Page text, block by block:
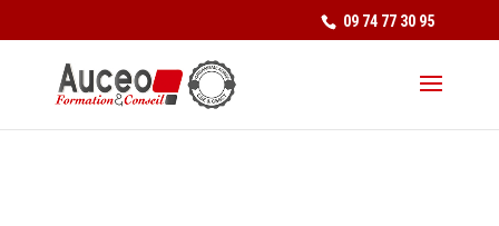
09 74 77 30 95